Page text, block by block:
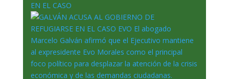
EN EL CASO